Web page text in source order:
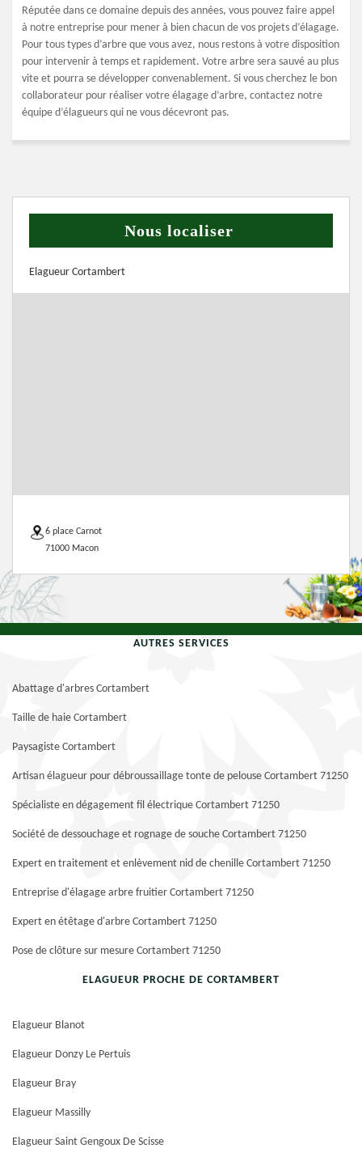
Réputée dans ce domaine depuis des années, vous pouvez faire appel
à notre entreprise pour mener à bien chacun de vos projets d’élagage.
Pour tous types d’arbre que vous avez, nous restons à votre disposition
pour intervenir à temps et rapidement. Votre arbre sera sauvé au plus
vite et pourra se développer convenablement. Si vous cherchez le bon
collaborateur pour réaliser votre élagage d’arbre, contactez notre
équipe d’élagueurs qui ne vous décevront pas.
Nous localiser
Elagueur Cortambert
6 place Carnot
71000 Macon
AUTRES SERVICES
Abattage d'arbres Cortambert
Taille de haie Cortambert
Paysagiste Cortambert
Artisan élagueur pour débroussaillage tonte de pelouse Cortambert 71250
Spécialiste en dégagement fil électrique Cortambert 71250
Société de dessouchage et rognage de souche Cortambert 71250
Expert en traitement et enlèvement nid de chenille Cortambert 71250
Entreprise d'élagage arbre fruitier Cortambert 71250
Expert en étêtage d'arbre Cortambert 71250
Pose de clôture sur mesure Cortambert 71250
ELAGUEUR PROCHE DE CORTAMBERT
Elagueur Blanot
Elagueur Donzy Le Pertuis
Elagueur Bray
Elagueur Massilly
Elagueur Saint Gengoux De Scisse